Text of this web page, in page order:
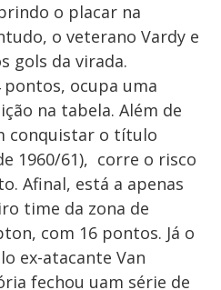
o placar na
o veterano Vardy e
gols da virada.
ocupa uma
na tabela. Além de
conquistar o título
1960/61), corre o risco
Afinal, está a apenas
time da zona de
com 16 pontos. Já o
ex-atacante Van
fechou uam série de